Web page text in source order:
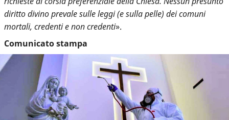
diritto divino prevale sulle leggi (e sulla pelle) dei comuni
mortali, credenti e non credenti».
Comunicato stampa